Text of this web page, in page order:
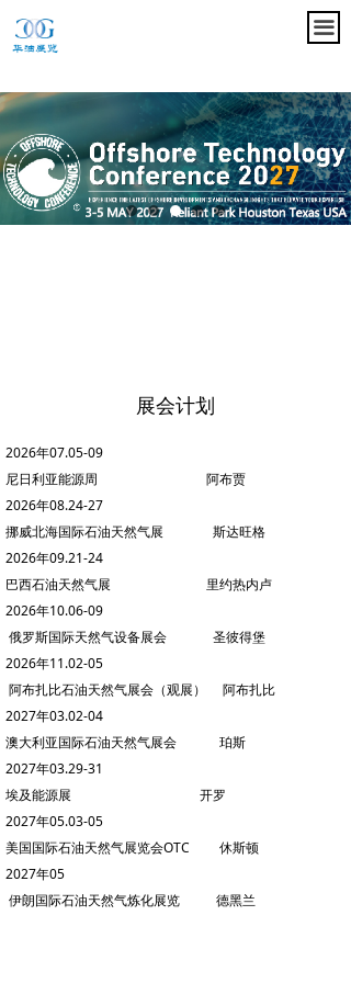
끀
展会计划
2026年07.05-09
尼日利亚能源周 阿布贾
2026年08.24-27
挪威北海国际石油天然气展 斯达旺格
2026年09.21-24
巴西石油天然气展 里约热内卢
2026年10.06-09
俄罗斯国际天然气设备展会 圣彼得堡
2026年11.02-05
阿布扎比石油天然气展会（观展） 阿布扎比
2027年03.02-04
澳大利亚国际石油天然气展会 珀斯
2027年03.29-31
埃及能源展 开罗
2027年05.03-05
美国国际石油天然气展览会OTC 休斯顿
2027年05
伊朗国际石油天然气炼化展览 德黑兰